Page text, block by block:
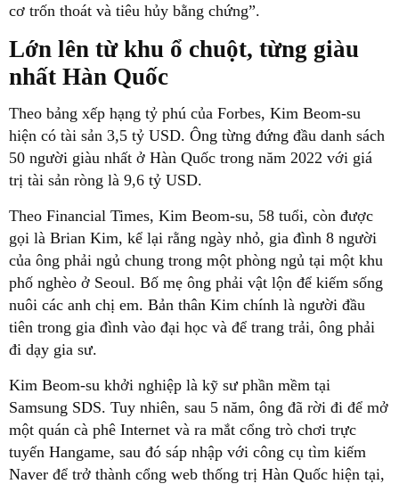
cơ trốn thoát và tiêu hủy bằng chứng”.
Lớn lên từ khu ổ chuột, từng giàu
nhất Hàn Quốc
Theo bảng xếp hạng tỷ phú của Forbes, Kim Beom-su
hiện có tài sản 3,5 tỷ USD. Ông từng đứng đầu danh sách
50 người giàu nhất ở Hàn Quốc trong năm 2022 với giá
trị tài sản ròng là 9,6 tỷ USD.
Theo Financial Times, Kim Beom-su, 58 tuổi, còn được
gọi là Brian Kim, kể lại rằng ngày nhỏ, gia đình 8 người
của ông phải ngủ chung trong một phòng ngủ tại một khu
phố nghèo ở Seoul. Bố mẹ ông phải vật lộn để kiếm sống
nuôi các anh chị em. Bản thân Kim chính là người đầu
tiên trong gia đình vào đại học và để trang trải, ông phải
đi dạy gia sư.
Kim Beom-su khởi nghiệp là kỹ sư phần mềm tại
Samsung SDS. Tuy nhiên, sau 5 năm, ông đã rời đi để mở
một quán cà phê Internet và ra mắt cổng trò chơi trực
tuyến Hangame, sau đó sáp nhập với công cụ tìm kiếm
Naver để trở thành cổng web thống trị Hàn Quốc hiện tại,